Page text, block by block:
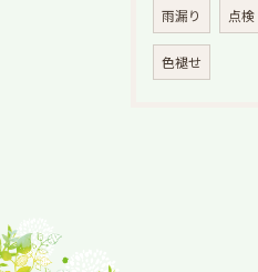
雨漏り 点検
色褪せ